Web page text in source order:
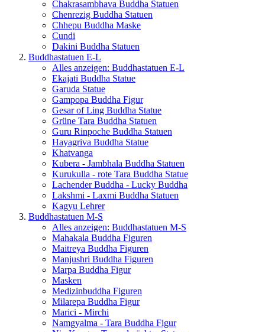
Chakrasambhava Buddha Statuen
Chenrezig Buddha Statuen
Chhepu Buddha Maske
Cundi
Dakini Buddha Statuen
Buddhastatuen E-L
Alles anzeigen: Buddhastatuen E-L
Ekajati Buddha Statue
Garuda Statue
Gampopa Buddha Figur
Gesar of Ling Buddha Statue
Grüne Tara Buddha Statuen
Guru Rinpoche Buddha Statuen
Hayagriva Buddha Statue
Khatvanga
Kubera - Jambhala Buddha Statuen
Kurukulla - rote Tara Buddha Statue
Lachender Buddha - Lucky Buddha
Lakshmi - Laxmi Buddha Statuen
Kagyu Lehrer
Buddhastatuen M-S
Alles anzeigen: Buddhastatuen M-S
Mahakala Buddha Figuren
Maitreya Buddha Figuren
Manjushri Buddha Figuren
Marpa Buddha Figur
Masken
Medizinbuddha Figuren
Milarepa Buddha Figur
Marici - Mirchi
Namgyalma - Tara Buddha Figur